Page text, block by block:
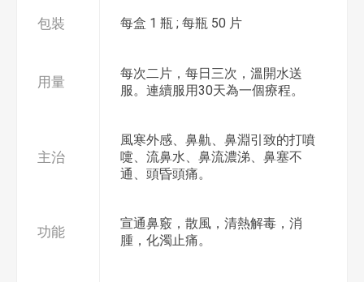
包裝 每盒 1 瓶 ; 每瓶 50 片
用量
每次二片，每日三次，溫開水送
服。連續服用30天為一個療程。
主治
風寒外感、鼻鼽、鼻淵引致的打噴
嚏、流鼻水、鼻流濃涕、鼻塞不
通、頭昏頭痛。
功能
宣通鼻竅，散風，清熱解毒，消
腫，化濁止痛。